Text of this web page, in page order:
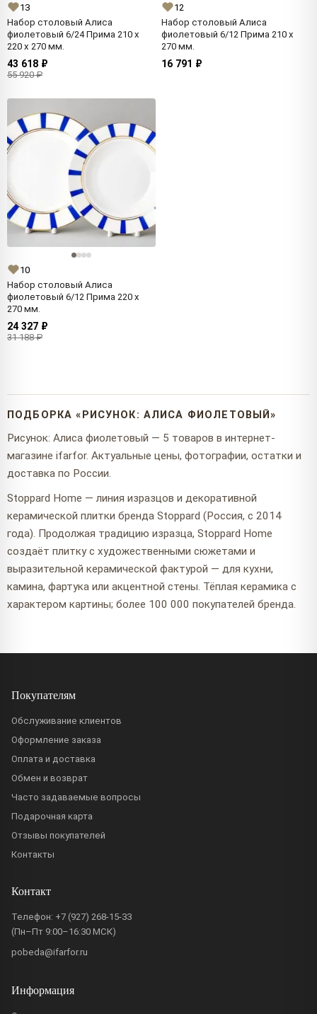
13
Набор столовый Алиса
фиолетовый 6/24 Прима 210 x
220 x 270 мм.
43 618 ₽
55 920 ₽
12
Набор столовый Алиса
фиолетовый 6/12 Прима 210 x
270 мм.
16 791 ₽
10
Набор столовый Алиса
фиолетовый 6/12 Прима 220 x
270 мм.
24 327 ₽
31 188 ₽
ПОДБОРКА «РИСУНОК: АЛИСА ФИОЛЕТОВЫЙ»
Рисунок: Алиса фиолетовый — 5 товаров в интернет-
магазине ifarfor. Актуальные цены, фотографии, остатки и
доставка по России.
Stoppard Home — линия изразцов и декоративной
керамической плитки бренда Stoppard (Россия, с 2014
года). Продолжая традицию изразца, Stoppard Home
создаёт плитку с художественными сюжетами и
выразительной керамической фактурой — для кухни,
камина, фартука или акцентной стены. Тёплая керамика с
характером картины; более 100 000 покупателей бренда.
Покупателям
Обслуживание клиентов
Оформление заказа
Оплата и доставка
Обмен и возврат
Часто задаваемые вопросы
Подарочная карта
Отзывы покупателей
Контакты
Контакт
Телефон: +7 (927) 268-15-33
(Пн–Пт 9:00–16:30 МСК)
pobeda@ifarfor.ru
Информация